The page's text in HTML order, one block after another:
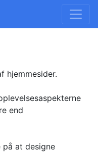
hjemmesider.
end
på at designe